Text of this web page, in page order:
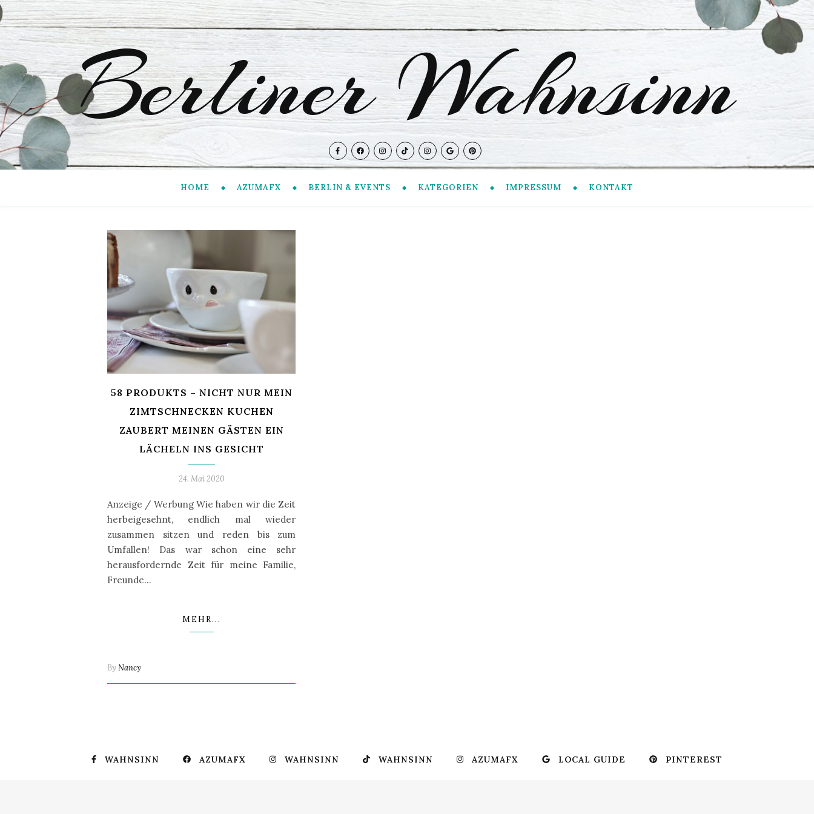
Berliner Wahnsinn
HOME AZUMAFX BERLIN & EVENTS KATEGORIEN IMPRESSUM KONTAKT
58 PRODUKTS – NICHT NUR MEIN
ZIMTSCHNECKEN KUCHEN
ZAUBERT MEINEN GÄSTEN EIN
LÄCHELN INS GESICHT
24. Mai 2020
Anzeige / Werbung Wie haben wir die Zeit
herbeigesehnt, endlich mal wieder
zusammen sitzen und reden bis zum
Umfallen! Das war schon eine sehr
herausfordernde Zeit für meine Familie,
Freunde…
MEHR...
By Nancy
WAHNSINN AZUMAFX WAHNSINN WAHNSINN AZUMAFX LOCAL GUIDE PINTEREST